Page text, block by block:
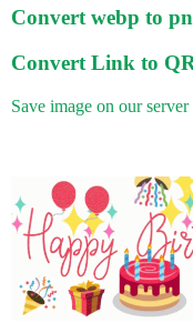
Convert webp to
Convert Link to
Save image on our